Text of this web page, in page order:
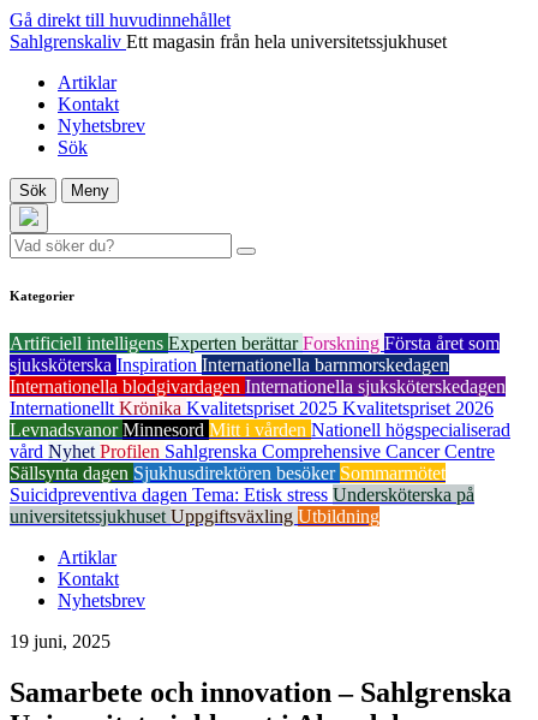
Gå direkt till huvudinnehållet
Sahlgrenskaliv Ett magasin från hela universitetssjukhuset
Artiklar
Kontakt
Nyhetsbrev
Sök
Sök Meny
Kategorier
Artificiell intelligens Experten berättarForskning Första året som
sjuksköterska Inspiration Internationella barnmorskedagen
Internationella blodgivardagen Internationella sjuksköterskedagen
Internationellt Krönika Kvalitetspriset 2025 Kvalitetspriset 2026
LevnadsvanorMinnesord Mitt i vården Nationell högspecialiserad
vård Nyhet Profilen Sahlgrenska Comprehensive Cancer Centre
Sällsynta dagen Sjukhusdirektören besöker Sommarmötet
Suicidpreventiva dagen Tema: Etisk stress Undersköterska på
universitetssjukhuset Uppgiftsväxling Utbildning
Artiklar
Kontakt
Nyhetsbrev
19 juni, 2025
Samarbete och innovation – Sahlgrenska